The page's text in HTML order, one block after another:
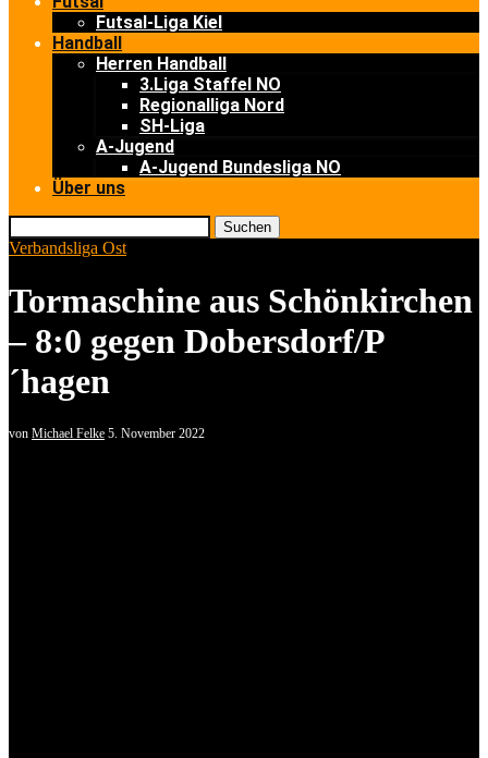
Futsal-Liga Kiel
Handball
Herren Handball
3.Liga Staffel NO
Regionalliga Nord
SH-Liga
A-Jugend
A-Jugend Bundesliga NO
Über uns
Suchen
Verbandsliga Ost
Tormaschine aus Schönkirchen
– 8:0 gegen Dobersdorf/P
´hagen
von Michael Felke 5. November 2022